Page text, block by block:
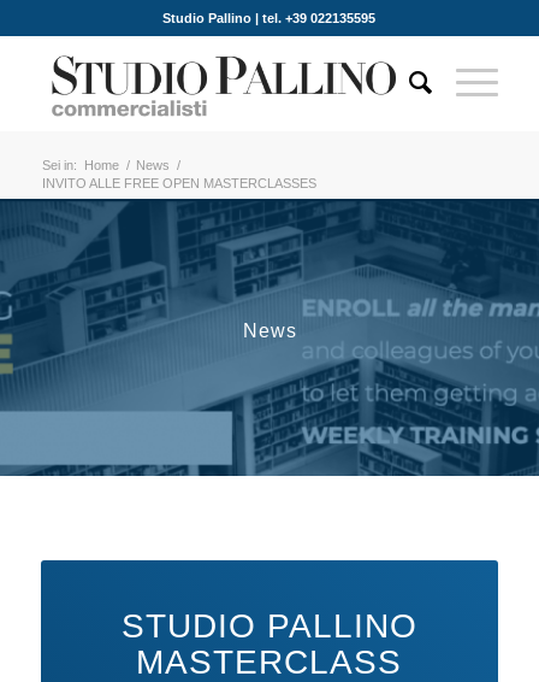
Studio Pallino | tel. +39 022135595
Sei in: Home / News /
INVITO ALLE FREE OPEN MASTERCLASSES
News
STUDIO PALLINO
MASTERCLASS